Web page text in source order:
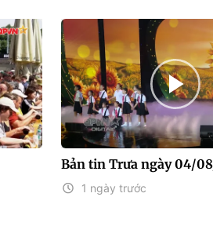
Bản tin Trưa ngày 04/
1 ngày trước